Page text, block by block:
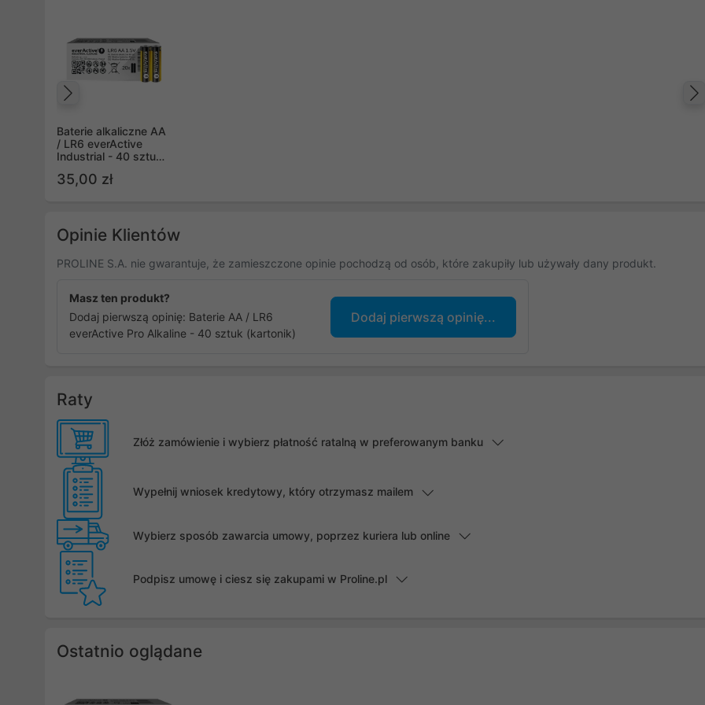
Baterie alkaliczne AA
/ LR6 everActive
Industrial - 40 sztuk
zgrzewki shrink po 2
35,00 zł
Opinie Klientów
PROLINE S.A. nie gwarantuje, że zamieszczone opinie pochodzą od osób, które zakupiły lub używały dany produkt.
Masz ten produkt?
Dodaj pierwszą opinię: Baterie AA / LR6
everActive Pro Alkaline - 40 sztuk (kartonik)
Dodaj pierwszą opinię...
Raty
Złóż zamówienie i wybierz płatność ratalną w preferowanym banku
Wypełnij wniosek kredytowy, który otrzymasz mailem
Wybierz sposób zawarcia umowy, poprzez kuriera lub online
Podpisz umowę i ciesz się zakupami w Proline.pl
Ostatnio oglądane